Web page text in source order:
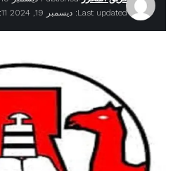
Last updated: ديسمبر 19, 2024 2:11 م